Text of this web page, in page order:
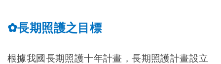
✿長期照護之目標
根據我國長期照護十年計畫，長期照護計畫設立